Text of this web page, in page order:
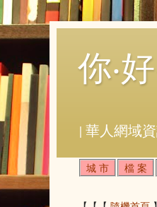
你‧
| 華人網域
城 市 檔 案